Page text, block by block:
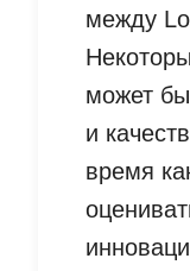
между
может
и
время